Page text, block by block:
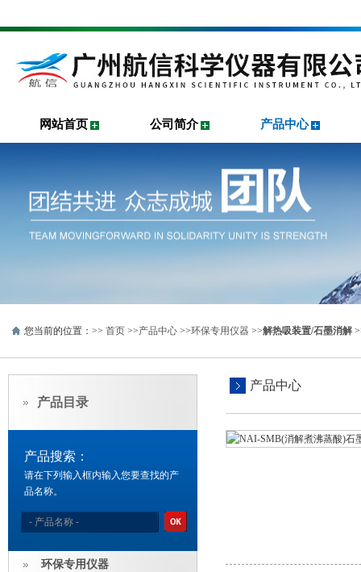
网站首页 公司简介 产品中心
您当前的位置：>> 首页 >>产品中心 >>环保专用仪器 >>解热吸装置/石墨消解
产品目录
产品搜索：
请在下列输入框内输入您要查找的产
品名称。
环保专用仪器
产品中心